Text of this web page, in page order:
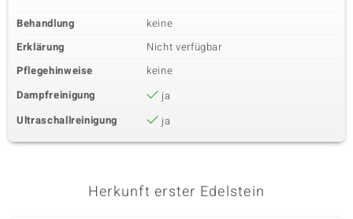
Behandlung
keine
Erklärung
Nicht verfügbar
Pflegehinweise
keine
Dampfreinigung
ja
Ultraschallreinigung
ja
Herkunft erster Edelstein